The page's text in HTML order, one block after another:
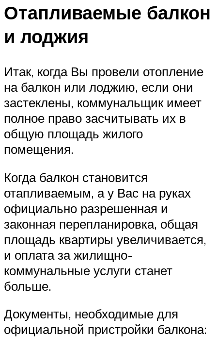
Отапливаемые балкон
и лоджия
Итак, когда Вы провели отопление
на балкон или лоджию, если они
застеклены, коммунальщик имеет
полное право засчитывать их в
общую площадь жилого
помещения.
Когда балкон становится
отапливаемым, а у Вас на руках
официально разрешенная и
законная перепланировка, общая
площадь квартиры увеличивается,
и оплата за жилищно-
коммунальные услуги станет
больше.
Документы, необходимые для
официальной пристройки балкона: